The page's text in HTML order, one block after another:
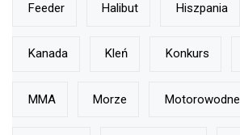
Feeder Halibut Hiszpania
Kanada Kleń Konkurs
MMA Morze Motorowodne